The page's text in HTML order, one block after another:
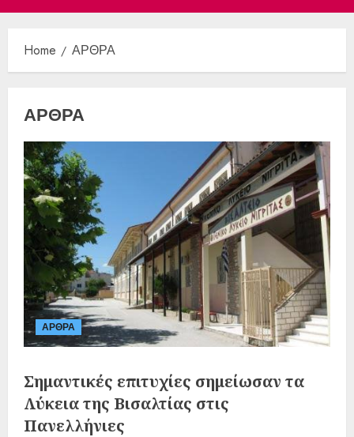
Home ΑΡΘΡΑ
ΑΡΘΡΑ
ΑΡΘΡΑ
Σημαντικές επιτυχίες σημείωσαν τα
Λύκεια της Βισαλτίας στις
Πανελλήνιες